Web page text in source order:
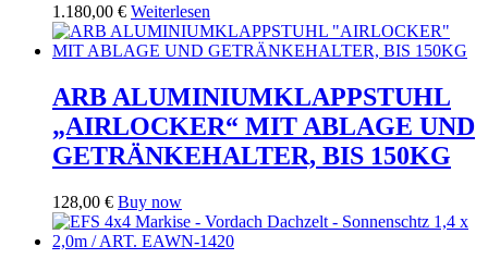
1.180,00 € Weiterlesen
ARB ALUMINIUMKLAPPSTUHL
„AIRLOCKER“ MIT ABLAGE UND
GETRÄNKEHALTER, BIS 150KG
128,00 € Buy now